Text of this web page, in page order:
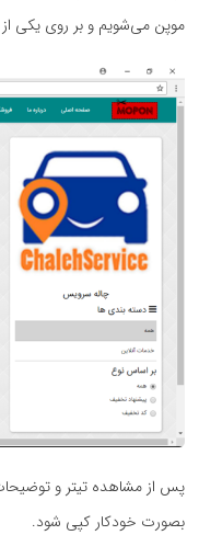
موپن می‌شویم و بر روی یکی
پس از مشاهده تیتر و
بصورت خودکار کپی شود.